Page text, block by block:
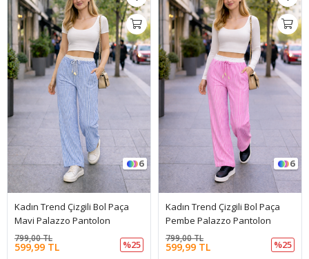
6
Kadın Trend Çizgili Bol Paça
Mavi Palazzo Pantolon
599,99 TL
799,00 TL
%25
6
Kadın Trend Çizgili Bol Paça
Pembe Palazzo Pantolon
599,99 TL
799,00 TL
%25